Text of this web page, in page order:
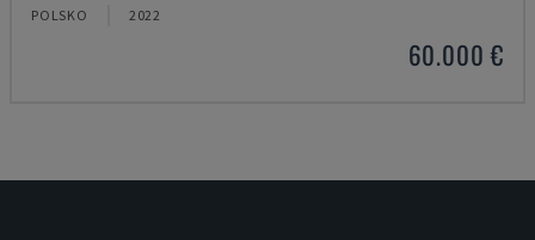
POLSKO 2022
60.000 €